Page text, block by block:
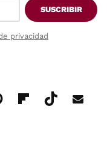
SUSCRIBIR
privacidad